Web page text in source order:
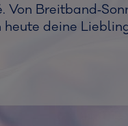
deine